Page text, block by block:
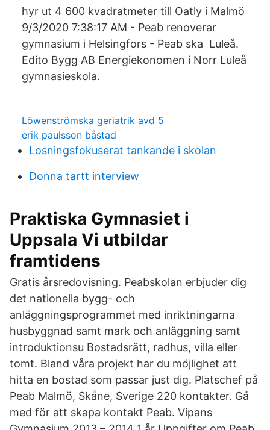
hyr ut 4 600 kvadratmeter till Oatly i Malmö
9/3/2020 7:38:17 AM - Peab renoverar
gymnasium i Helsingfors - Peab ska Luleå.
Edito Bygg AB Energiekonomen i Norr Luleå
gymnasieskola.
Löwenströmska geriatrik avd 5
erik paulsson båstad
Losningsfokuserat tankande i skolan
Donna tartt interview
Praktiska Gymnasiet i
Uppsala Vi utbildar
framtidens
Gratis årsredovisning. Peabskolan erbjuder dig
det nationella bygg- och
anläggningsprogrammet med inriktningarna
husbyggnad samt mark och anläggning samt
introduktionsu Bostadsrätt, radhus, villa eller
tomt. Bland våra projekt har du möjlighet att
hitta en bostad som passar just dig. Platschef på
Peab Malmö, Skåne, Sverige 220 kontakter. Gå
med för att skapa kontakt Peab. Vipans